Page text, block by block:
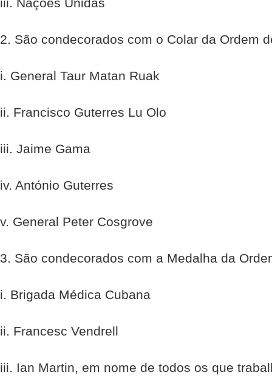
2. São condecorados com o Colar da Ordem
i. General Taur Matan Ruak
ii. Francisco Guterres Lu Olo
iii. Jaime Gama
iv. António Guterres
v. General Peter Cosgrove
3. São condecorados com a Medalha da
i. Brigada Médica Cubana
ii. Francesc Vendrell
iii. Ian Martin, em nome de todos os que